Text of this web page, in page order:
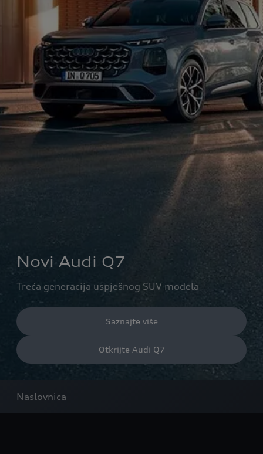
Novi Audi Q7
Treća generacija uspješnog SUV modela
Saznajte više
Otkrijte Audi Q7
Naslovnica